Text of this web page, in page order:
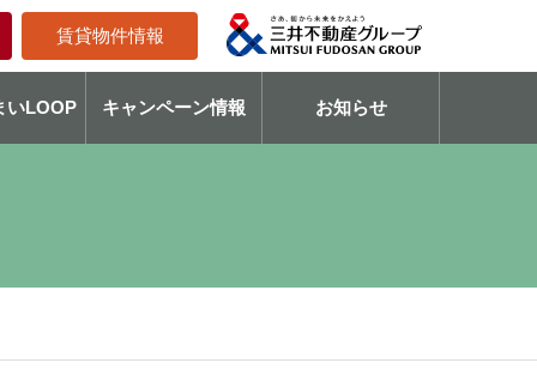
賃貸物件情報
いLOOP キャンペーン情報 お知らせ